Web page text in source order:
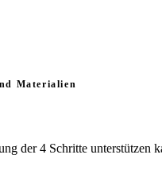
Materialien
der 4 Schritte unterstützen